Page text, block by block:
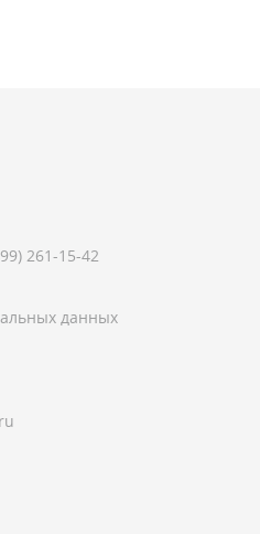
261-15-42
данных